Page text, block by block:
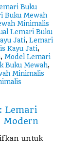
Buku
Buku Mewah
Minimalis
Lemari Buku
Jati, Lemari
Kayu Jati,
, Model Lemari
Buku Mewah,
Minimalis
Lemari
Modern
untuk